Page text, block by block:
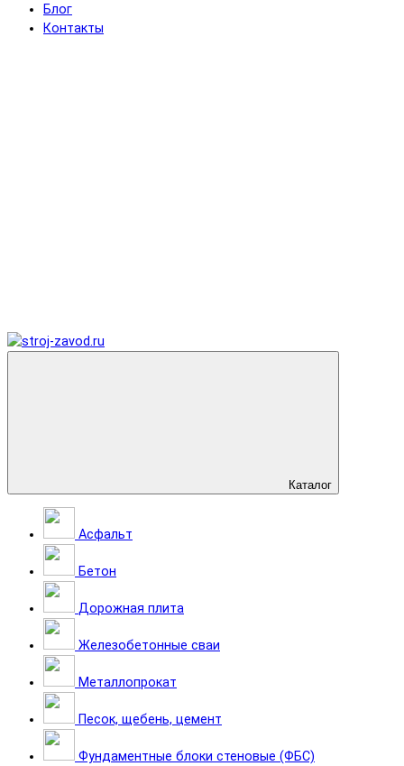
Блог
Контакты
Каталог
Асфальт
Бетон
Дорожная плита
Железобетонные сваи
Металлопрокат
Песок, щебень, цемент
Фундаментные блоки стеновые (ФБС)